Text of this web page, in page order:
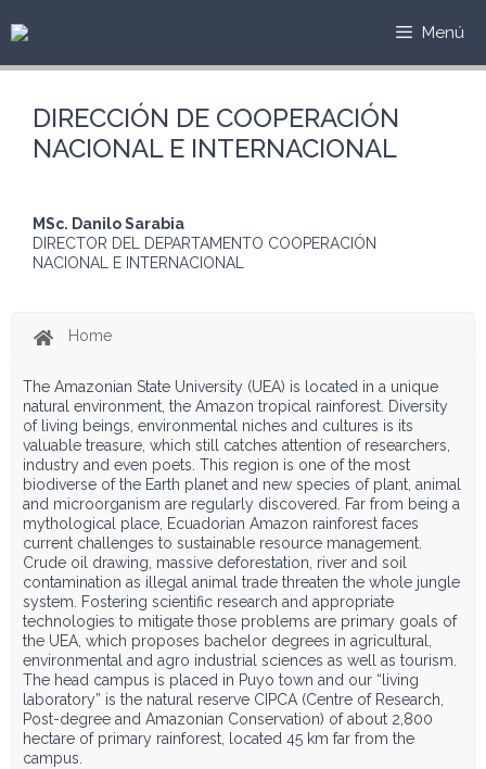
Menú
DIRECCIÓN DE COOPERACIÓN
NACIONAL E INTERNACIONAL
MSc. Danilo Sarabia
DIRECTOR DEL DEPARTAMENTO COOPERACIÓN
NACIONAL E INTERNACIONAL
Home
The Amazonian State University (UEA) is located in a unique
natural environment, the Amazon tropical rainforest. Diversity
of living beings, environmental niches and cultures is its
valuable treasure, which still catches attention of researchers,
industry and even poets. This region is one of the most
biodiverse of the Earth planet and new species of plant, animal
and microorganism are regularly discovered. Far from being a
mythological place, Ecuadorian Amazon rainforest faces
current challenges to sustainable resource management.
Crude oil drawing, massive deforestation, river and soil
contamination as illegal animal trade threaten the whole jungle
system. Fostering scientific research and appropriate
technologies to mitigate those problems are primary goals of
the UEA, which proposes bachelor degrees in agricultural,
environmental and agro industrial sciences as well as tourism.
The head campus is placed in Puyo town and our “living
laboratory” is the natural reserve CIPCA (Centre of Research,
Post-degree and Amazonian Conservation) of about 2,800
hectare of primary rainforest, located 45 km far from the
campus.